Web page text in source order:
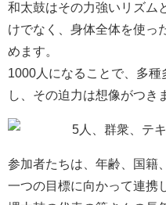
和太鼓はその力強いリズム
けでなく、身体全体を使っ
めます。
1000人になることで、多
し、その迫力は想像がつき
参加者たちは、年齢、国籍
一つの目標に向かって連携